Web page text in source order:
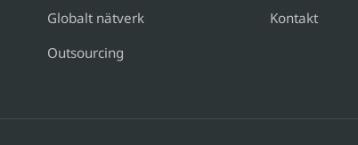
Globalt nätverk
Outsourcing
Kontakt